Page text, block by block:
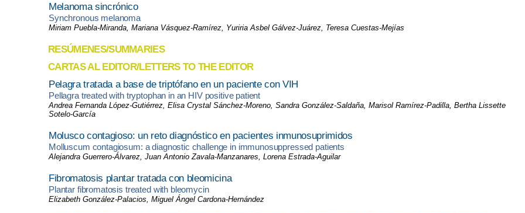
Melanoma sincr​ónico
Synchronous melanoma
Miriam Puebla-Miranda, Mariana Vásquez-Ramírez, Yuriria Asbel Gálvez-Juárez, Teresa Cuestas-Mejías
RESÚMENES/SUMMARIES
CARTAS AL EDITOR/LETTERS TO THE EDITOR
Pelagra tratada a base de triptófano en un paciente con VIH
Pellagra treated with tryptophan in an HIV positive patient
Andrea Fernanda López-Gutiérrez, Elisa Crystal Sánchez-Moreno, Sandra González-Saldaña, Marisol Ramírez-Padilla, Bertha Lissette
Sotelo-García
Molusco contagioso: un reto diagnóstico en pacientes inmunosuprimidos
Molluscum contagiosum: a diagnostic challenge in immunosuppressed patients
Alejandra Guerrero-Álvarez, Juan Antonio Zavala-Manzanares, Lorena Estrada-Aguilar
Fibromatosis plantar tratada con bleomicina
Plantar fibromatosis treated with bleomycin
Elizabeth González-Palacios, Miguel Ángel Cardona-Hernández